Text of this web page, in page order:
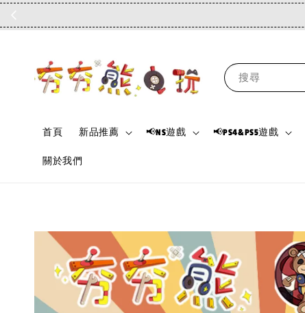
搜尋
首頁 新品推薦 📢NS遊戲 📢PS4&PS5遊戲
關於我們